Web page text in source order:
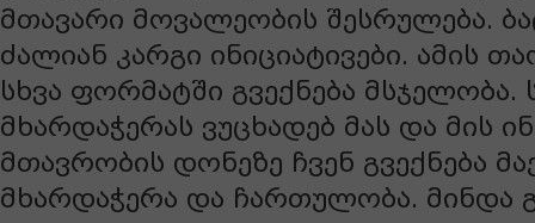
მთავარი მოვალეობის შესრულება.
ძალიან კარგი ინიციატივები. ამის
სხვა ფორმატში გვექნება
მხარდაჭერას ვუცხადებ მას და მის
მთავრობის დონეზე ჩვენ გვექნება
მხარდაჭერა და ჩართულობა.